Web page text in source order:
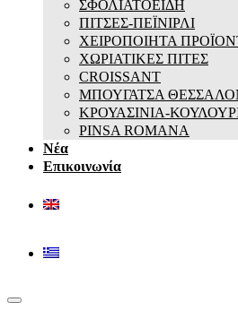
ΣΦΟΛΙΑΤΟΕΙΔΗ
ΠΙΤΣΕΣ-ΠΕΪΝΙΡΛΙ
ΧΕΙΡΟΠΟΙΗΤΑ
ΧΩΡΙΑΤΙΚΕΣ ΠΙΤΕΣ
CROISSANT
ΜΠΟΥΓΑΤΣΑ
ΚΡΟΥΑΣΙΝΙΑ-
PINSA ROMANA
Νέα
Επικοινωνία